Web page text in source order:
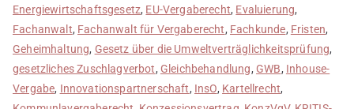
Energiewirtschaftsgesetz, EU-Vergaberecht, Evaluierung,
Fachanwalt, Fachanwalt für Vergaberecht, Fachkunde, Fristen,
Geheimhaltung, Gesetz über die Umweltverträglichkeitsprüfung,
gesetzliches Zuschlagverbot, Gleichbehandlung, GWB, Inhouse-
Vergabe, Innovationspartnerschaft, InsO, Kartellrecht,